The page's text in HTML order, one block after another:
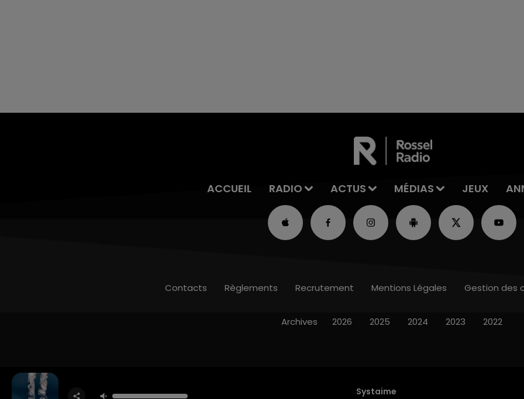
ACCUEIL RADIO ACTUS MÉDIAS JEUX
Systaime
Contacts Règlements Recrutement Mentions Légales Gestion des
Archives 2026 2025 2024 2023 2022